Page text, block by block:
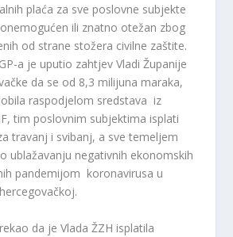
plaća za sve poslovne subjekte
ili znatno otežan zbog
od strane stožera civilne zaštite.
a je uputio zahtjev Vladi Županije
da se od 8,3 milijuna maraka,
raspodjelom sredstava iz
tim poslovnim subjektima isplati
travanj i svibanj, a sve temeljem
ublažavanju negativnih ekonomskih
pandemijom koronavirusa u
da je Vlada ŽZH isplatila